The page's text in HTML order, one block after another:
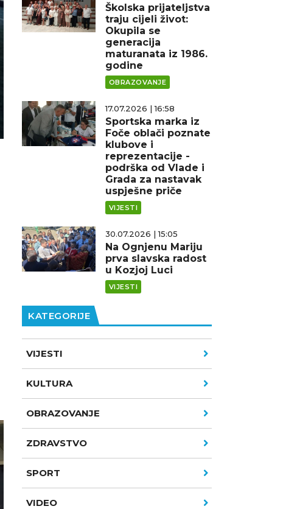
Školska prijateljstva
traju cijeli život:
Okupila se
generacija
maturanata iz 1986.
godine
OBRAZOVANJE
17.07.2026 | 16:58
Sportska marka iz
Foče oblači poznate
klubove i
reprezentacije -
podrška od Vlade i
Grada za nastavak
uspješne priče
VIJESTI
30.07.2026 | 15:05
Na Ognjenu Mariju
prva slavska radost
u Kozjoj Luci
VIJESTI
KATEGORIJE
VIJESTI
KULTURA
OBRAZOVANJE
ZDRAVSTVO
SPORT
VIDEO